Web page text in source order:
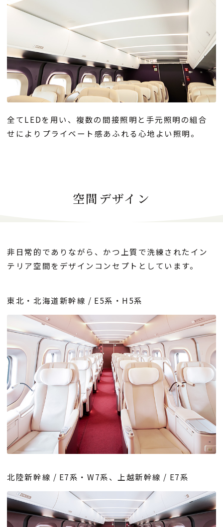
全てLEDを用い、複数の間接照明と手元照明の組合
せによりプライベート感あふれる心地よい照明。
空間デザイン
非日常的でありながら、かつ上質で洗練されたイン
テリア空間をデザインコンセプトとしています。
東北・北海道新幹線 / E5系・H5系
北陸新幹線 / E7系・W7系、上越新幹線 / E7系